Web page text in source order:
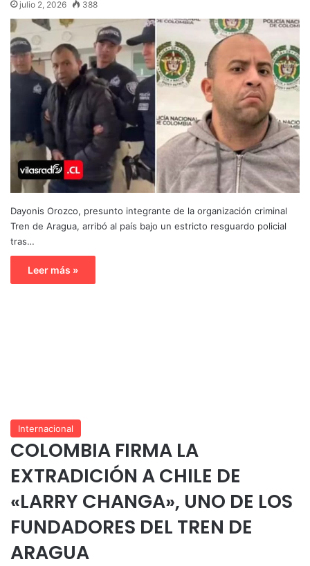
julio 2, 2026 388
Dayonis Orozco, presunto integrante de la organización criminal
Tren de Aragua, arribó al país bajo un estricto resguardo policial
tras…
Leer más »
Internacional
COLOMBIA FIRMA LA
EXTRADICIÓN A CHILE DE
«LARRY CHANGA», UNO DE LOS
FUNDADORES DEL TREN DE
ARAGUA